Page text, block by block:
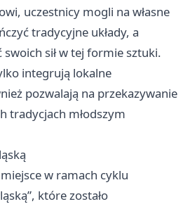
uczestnicy mogli na własne
tradycyjne układy, a
sił w tej formie sztuki.
integrują lokalne
pozwalają na przekazywanie
tradycjach młodszym
w ramach cyklu
które zostało